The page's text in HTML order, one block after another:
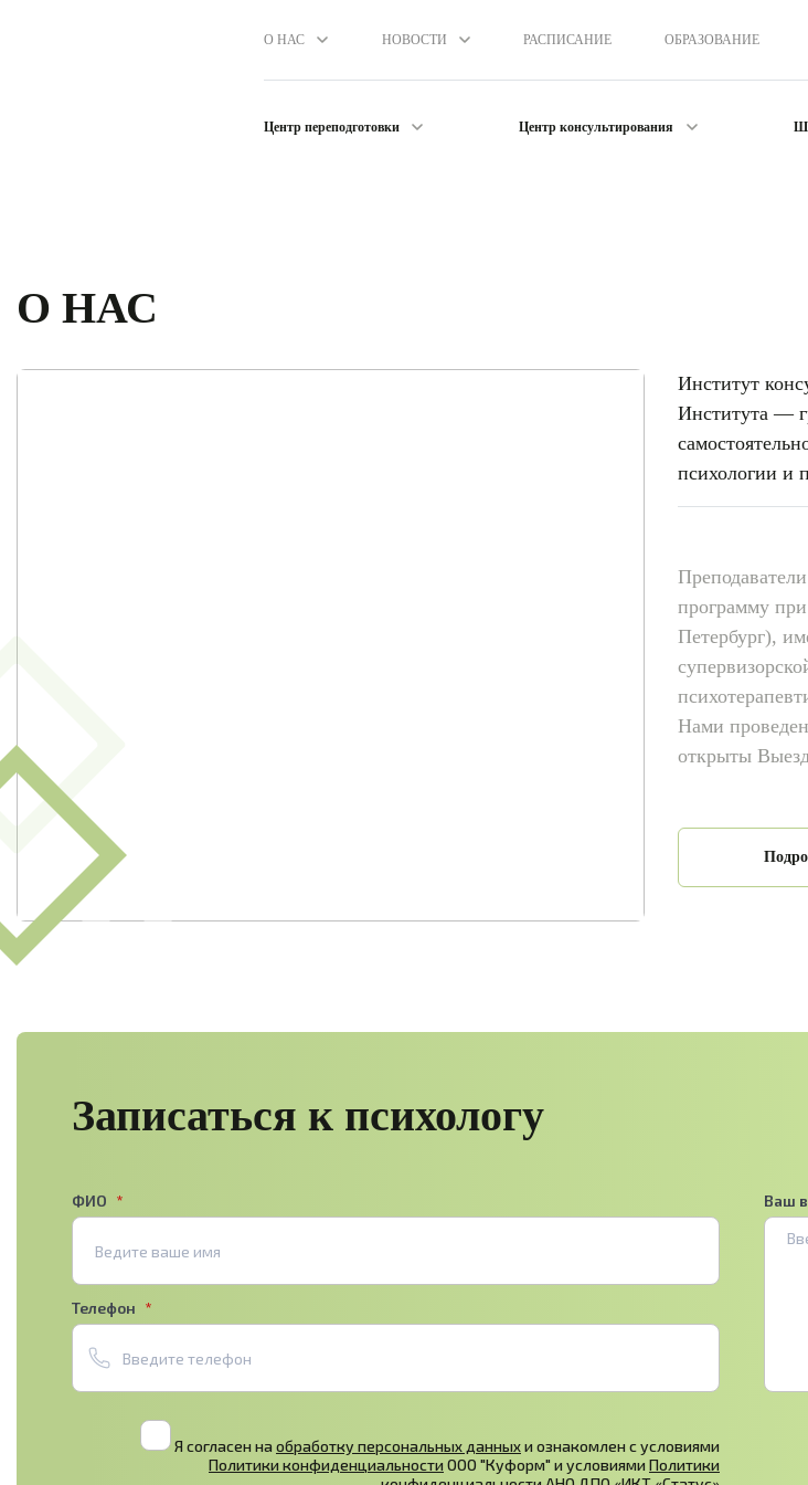
О НАС НОВОСТИ РАСПИСАНИЕ ОБРАЗОВАНИЕ
Центр переподготовки Центр консультирования
О НАС
Институт
Института —
психологии и
программу
Петербург),
Нами
открыты
Записаться к психологу
ФИО
Телефон
Ваш
Я согласен на обработку персональных данныхи ознакомлен с условиями
Политики конфиденциальности ООО "Куформ" и условиями Политики